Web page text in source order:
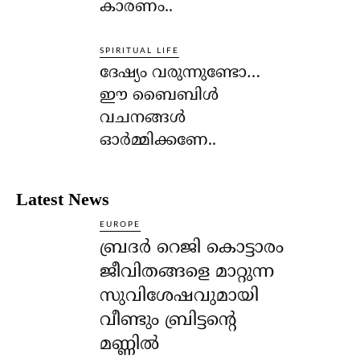
കാരണം..
SPIRITUAL LIFE
ദേഷ്യം വരുന്നുണ്ടോ…
ഈ ബൈബിള്‍
വചനങ്ങള്‍
ഓര്‍മ്മിക്കണേ..
Latest News
EUROPE
ബ്രദർ റെജി കൊട്ടാരം
ജീവിതങ്ങളെ മാറ്റുന്ന
സുവിശേഷവുമായി
വീണ്ടും ബ്രിട്ടന്റെ
മണ്ണിൽ